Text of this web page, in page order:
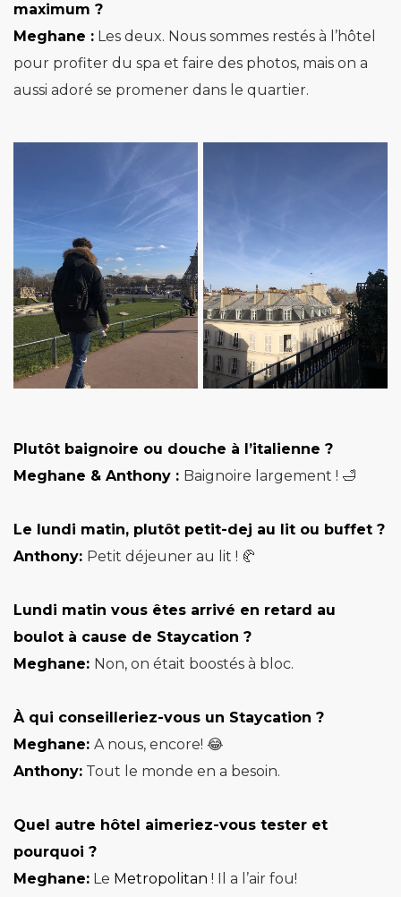
maximum ?
Meghane : Les deux. Nous sommes restés à l’hôtel
pour profiter du spa et faire des photos, mais on a
aussi adoré se promener dans le quartier.
Plutôt baignoire ou douche à l’italienne ?
Meghane & Anthony : Baignoire largement ! 🛁
Le lundi matin, plutôt petit-dej au lit ou buffet ?
Anthony: Petit déjeuner au lit ! 🥐
Lundi matin vous êtes arrivé en retard au
boulot à cause de Staycation ?
Meghane: Non, on était boostés à bloc.
À qui conseilleriez-vous un Staycation ?
Meghane: A nous, encore! 😂
Anthony: Tout le monde en a besoin.
Quel autre hôtel aimeriez-vous tester et
pourquoi ?
Meghane: Le Metropolitan ! Il a l’air fou!